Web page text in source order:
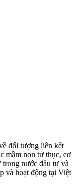
đối tượng liên kết
mầm non tư thục, cơ
trong nước đầu tư và
và hoạt động tại Việt